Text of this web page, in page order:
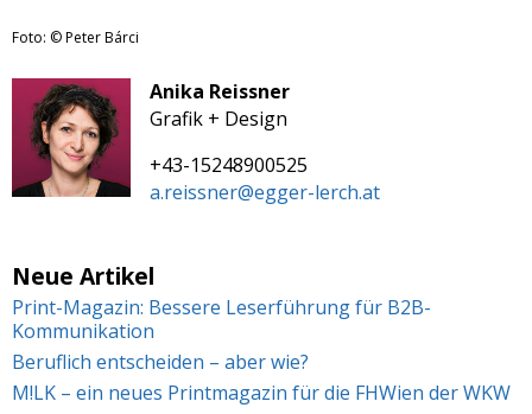
Foto: © Peter Bárci
Anika Reissner
Grafik + Design
+43-15248900525
a.reissner@egger-lerch.at
Neue Artikel
Print-Magazin: Bessere Leserführung für B2B-
Kommunikation
Beruflich entscheiden – aber wie?
M!LK – ein neues Printmagazin für die FHWien der WKW